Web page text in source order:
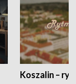
Koszalin –